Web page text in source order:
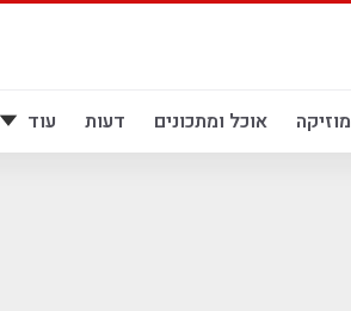
מוזיקה אוכל ומתכונים דעות עוד